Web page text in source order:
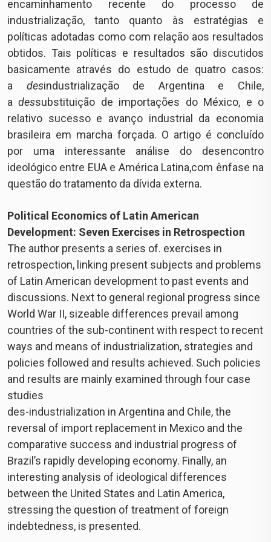
encaminhamento recente do processo de
industrialização, tanto quanto às estratégias e
políticas adotadas como com relação aos resultados
obtidos. Tais políticas e resultados são discutidos
basicamente através do estudo de quatro casos:
a desindustrialização de Argentina e Chile,
adessubstituição de importações do México, e o
relativo sucesso e avanço industrial da economia
brasileira em marcha forçada. O artigo é concluído
por uma interessante análise do desencontro
ideológico entre EUA e América Latina,com ênfase na
questão do tratamento da dívida externa.
Political Economics of Latin American
Development: Seven Exercises in Retrospection
The author presents a series of. exercises in
retrospection, linking present subjects and problems
of Latin American development to past events and
discussions. Next to general regional progress since
World War II, sizeable differences prevail among
countries of the sub-continent with respect to recent
ways and means of industrialization, strategies and
policies followed and results achieved. Such policies
and results are mainly examined through four case
studies
des-industrialization in Argentina and Chile, the
reversal of import replacement in Mexico and the
comparative success and industrial progress of
Brazil’s rapidly developing economy. Finally, an
interesting analysis of ideological differences
between the United States and Latin America,
stressing the question of treatment of foreign
indebtedness, is presented.